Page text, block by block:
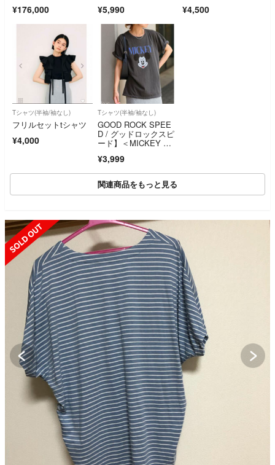
念 ヴァインダガー ホ
ワイト 中古 4a006281
¥176,000 ¥5,990 ト ロゴ 夏服 カットソ
¥4,500
Tシャツ(半袖/袖なし)
フリルセットtシャツ
¥4,000
Tシャツ(半袖/袖なし)
GOOD ROCK SPEE
D / グッドロックスピ
ード】＜MICKEY MO
¥3,999
関連商品をもっと見る
SOLD OUT